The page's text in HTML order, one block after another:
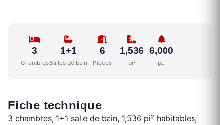
3
Chambres
1+1
Salles de bain
6
Pièces
1,536
pi²
6,000
pc
Fiche technique
3 chambres, 1+1 salle de bain, 1,536 pi² habitables,